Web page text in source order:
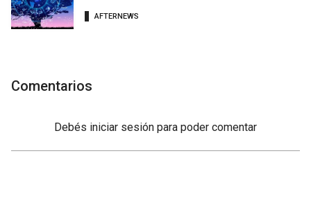
AFTERNEWS
Comentarios
Debés iniciar sesión para poder comentar